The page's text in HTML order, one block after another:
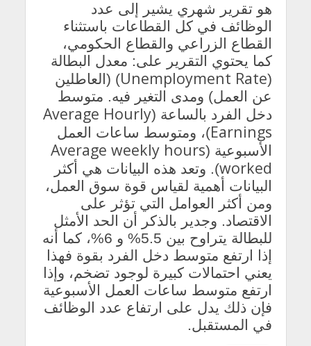
هو تقرير شهري يشير إلى عدد
الوظائف في كل القطاعات باستثناء
القطاع الزراعي والقطاع الحكومي،
كما يحتوي التقرير على: معدل البطالة
(
Unemployment Rate) (العاطلين
عن العمل) ومدى التغير فيه. متوسط
دخل الفرد بالساعة (Average Hourly
Earnings)، ومتوسط ساعات العمل
الأسبوعية (Average weekly hours
worked). وتعد هذه البيانات هي أكثر
البيانات أهمية لقياس قوة سوق العمل،
ومن أكثر العوامل التي تؤثر على
الاقتصاد. وجدير بالذكر أن الحد الأمثل
للبطالة يتراوح بين 5.5% و 6%، كما أنه
إذا ارتفع متوسط دخل الفرد بقوة فهذا
يعني احتمالات كبيرة لوجود تضخم، وإذا
ارتفع متوسط ساعات العمل الأسبوعية
فإن ذلك يدل على ارتفاع عدد الوظائف
في المستقبل.